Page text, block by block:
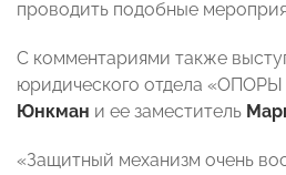
проводить подобные
С комментариями также
юридического отдела
Юнкман и ее заместитель
«Защитный механизм очень